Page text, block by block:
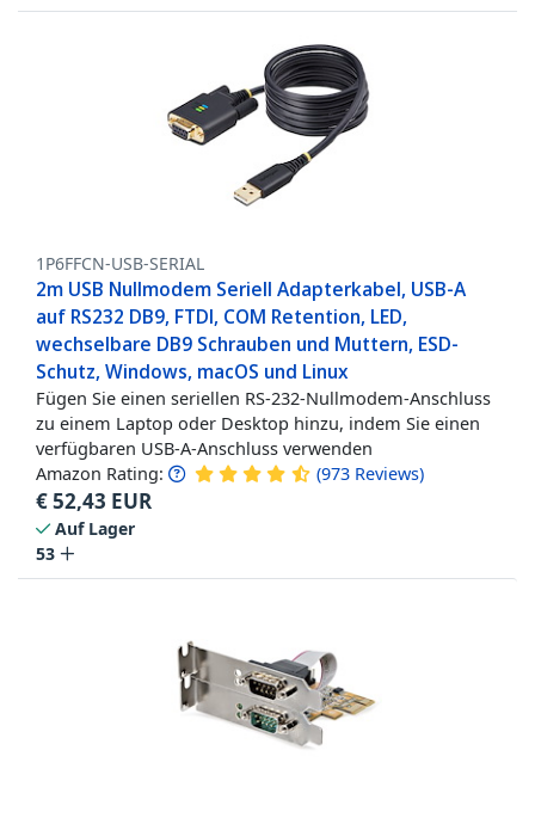
1P6FFCN-USB-SERIAL
2m USB Nullmodem Seriell Adapterkabel, USB-A
auf RS232 DB9, FTDI, COM Retention, LED,
wechselbare DB9 Schrauben und Muttern, ESD-
Schutz, Windows, macOS und Linux
Fügen Sie einen seriellen RS-232-Nullmodem-Anschluss
zu einem Laptop oder Desktop hinzu, indem Sie einen
verfügbaren USB-A-Anschluss verwenden
Amazon Rating: (973 Reviews)
€52,43 EUR
Auf Lager
53